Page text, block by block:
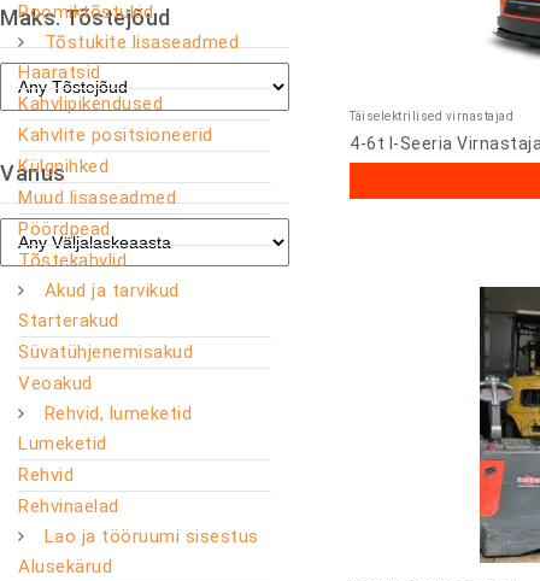
Roomiktõstukid
Tõstukite lisaseadmed
Haaratsid
Kahvlipikendused
Kahvlite positsioneerid
Külgnihked
Muud lisaseadmed
Pöördpead
Tõstekahvlid
Akud ja tarvikud
Starterakud
Süvatühjenemisakud
Veoakud
Rehvid, lumeketid
Lumeketid
Rehvid
Rehvinaelad
Lao ja tööruumi sisestus
Alusekärud
Täiselektrilised virnastajad
4-6t I-Seeria
Maks. Tõstejõud
Vanus